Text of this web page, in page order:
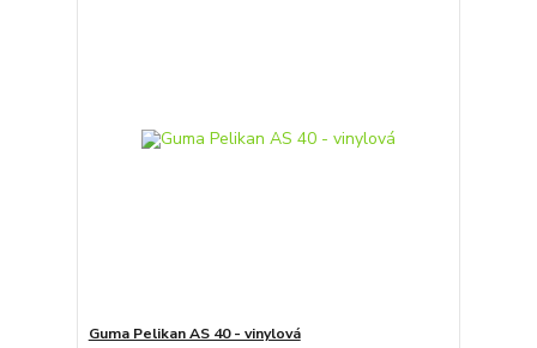
Guma Pelikan AS 40 - vinylová